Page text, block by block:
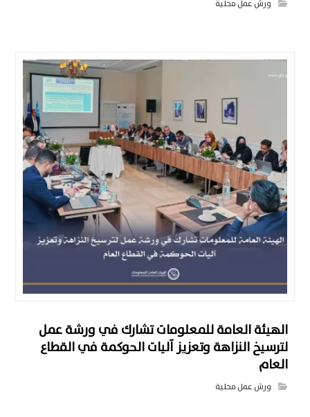
ورش عمل محلية
الهيئة العامة للمعلومات تشارك في ورشة عمل
لترسيخ النزاهة وتعزيز آليات الحوكمة في القطاع
العام
ورش عمل محلية